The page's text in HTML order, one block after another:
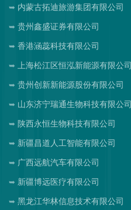
内蒙古拓迪旅游集团有限公司
贵州鑫盛证券有限公司
香港涵蕊科技有限公司
上海松江区恒泓新能源有限公司
贵州创新新能源股份有限公司
山东济宁瑞通生物科技有限公司
陕西永恒生物科技有限公司
新疆昌道人工智能有限公司
广西远航汽车有限公司
新疆博远医疗有限公司
黑龙江华林信息技术有限公司